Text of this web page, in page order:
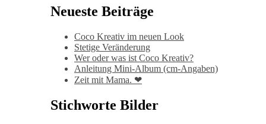
Neueste Beiträge
Coco Kreativ im neuen Look
Stetige Veränderung
Wer oder was ist Coco Kreativ?
Anleitung Mini-Album (cm-Angaben)
Zeit mit Mama. ❤
Stichworte Bilder